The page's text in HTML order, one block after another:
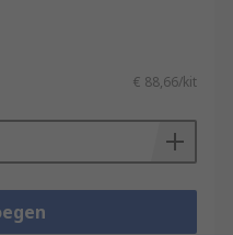
€ 88,66/kit